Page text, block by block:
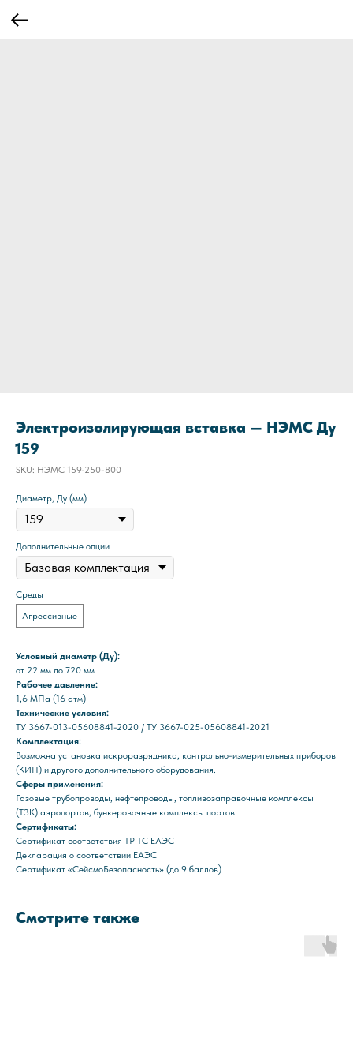
Электроизолирующая вставка — НЭМС Ду
159
SKU: НЭМС 159-250-800
Диаметр, Ду (мм)
Дополнительные опции
Среды
Агрессивные
Условный диаметр (Ду):
от 22 мм до 720 мм
Рабочее давление:
1,6 МПа (16 атм)
Технические условия:
ТУ 3667-013-05608841-2020 / ТУ 3667-025-05608841-2021
Комплектация:
Возможна установка искроразрядника, контрольно-измерительных приборов
(КИП) и другого дополнительного оборудования.
Сферы применения:
Газовые трубопроводы, нефтепроводы, топливозаправочные комплексы
(ТЗК) аэропортов, бункеровочные комплексы портов
Сертификаты:
Сертификат соответствия ТР ТС ЕАЭС
Декларация о соответствии ЕАЭС
Сертификат «СейсмоБезопасность» (до 9 баллов)
Смотрите также